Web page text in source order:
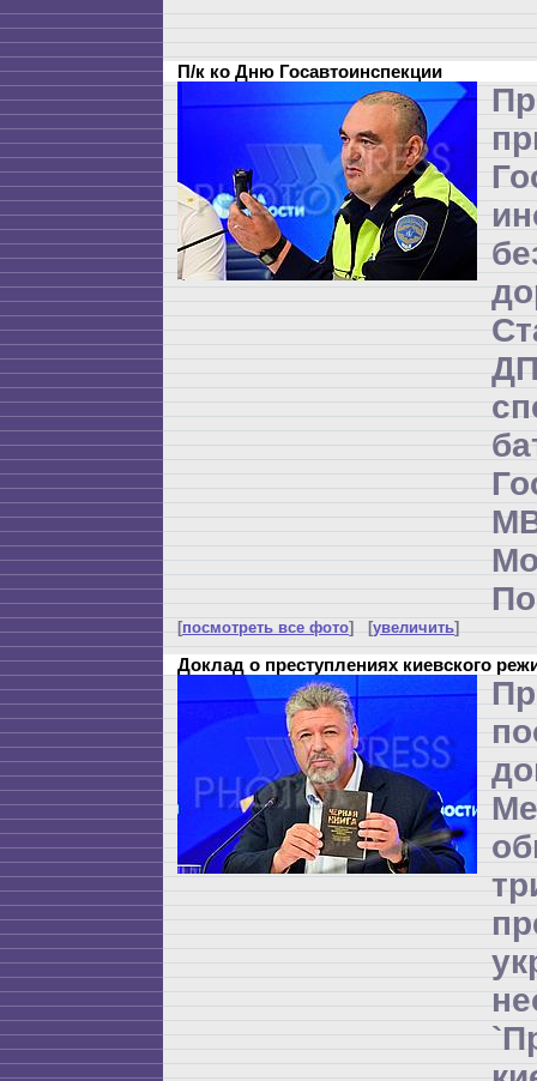
П/к ко Дню Госавтоинспекции
[посмотреть все фото] [увеличить]
Доклад о преступлениях киевского